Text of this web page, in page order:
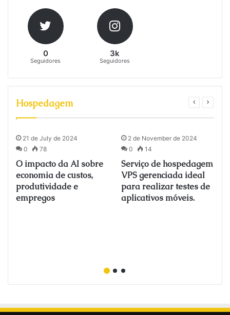
0
Seguidores
3k
Seguidores
Hospedagem
21 de July de 2024
0
78
O impacto da AI sobre
economia de custos,
produtividade e
empregos
2 de November de 2024
0
14
Serviço de hospedagem
VPS gerenciada ideal
para realizar testes de
aplicativos móveis.